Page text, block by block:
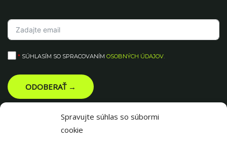
Spravujte súhlas so súbormi
cookie
* SÚHLASÍM SO SPRACOVANÍM OSOBNÝCH ÚDAJOV
ODOBERAŤ →